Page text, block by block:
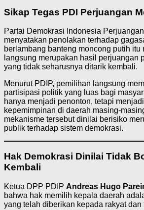
Sikap Tegas PDI Perjuangan
Partai Demokrasi Indonesia
menyatakan penolakan terhadap
berlambang banteng moncong putih itu
langsung merupakan hasil perjuangan
yang tidak seharusnya ditarik kembali.
Menurut PDIP, pemilihan langsung
partisipasi politik yang luas bagi
hanya menjadi penonton, tetapi
kepemimpinan di daerah masing-
mekanisme tersebut dinilai berisiko
publik terhadap sistem demokrasi.
Hak Demokrasi Dinilai Tidak
Kembali
Ketua DPP PDIP Andreas Hugo
bahwa hak memilih kepala daerah
yang telah diberikan kepada rakyat dan